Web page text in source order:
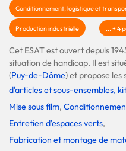
Conditionnement, logistique et
Production industrielle ... + 4
Cet ESAT est ouvert depuis
situation de handicap. Il est
(Puy-de-Dôme) et propose les
d'articles et sous-ensembles,
Mise sous film,
Entretien d'espaces verts,
Fabrication et montage de